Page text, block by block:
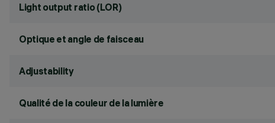
Light output ratio (LOR)
Optique et angle de faisceau
Adjustability
Qualité de la couleur de la lumière